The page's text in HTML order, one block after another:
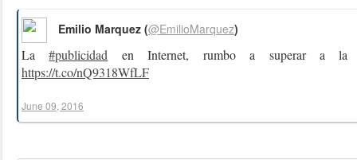
La#publicidad en Internet, rumbo a superar a la
https://t.co/nQ9318WfLF
Emilio Marquez (@EmilioMarquez)
June 09, 2016